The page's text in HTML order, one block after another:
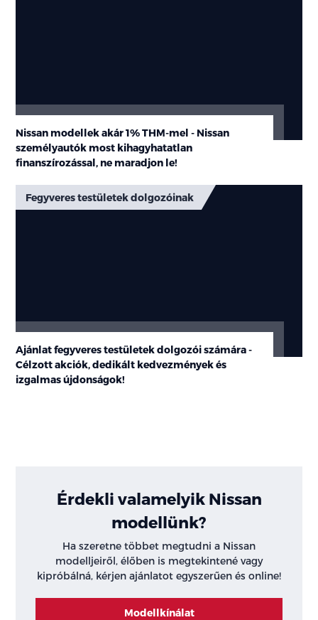
Nissan modellek akár 1% THM-mel - Nissan
személyautók most kihagyhatatlan
finanszírozással, ne maradjon le!
Ajánlat fegyveres testületek dolgozói számára -
Célzott akciók, dedikált kedvezmények és
izgalmas újdonságok!
Fegyveres testületek dolgozóinak
Érdekli valamelyik Nissan
modellünk?
Ha szeretne többet megtudni a Nissan
modelljeiről, élőben is megtekintené vagy
kipróbálná, kérjen ajánlatot egyszerűen és online!
Modellkínálat